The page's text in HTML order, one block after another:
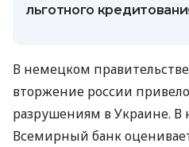
льготного
В немецком
вторжение россии
разрушениям в Украине. В
Всемирный банк